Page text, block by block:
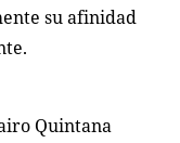
su afinidad
Quintana